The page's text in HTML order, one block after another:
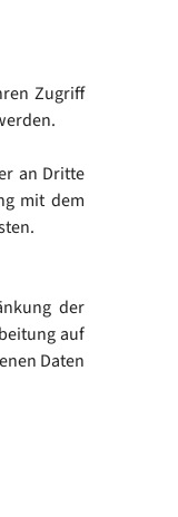
Zugriff
an Dritte
mit dem
der
auf
Daten